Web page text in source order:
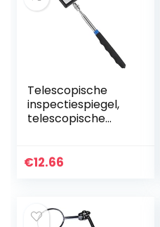
Telescopische
inspectiespiegel,
telescopische
uitschuifbare
€12.66